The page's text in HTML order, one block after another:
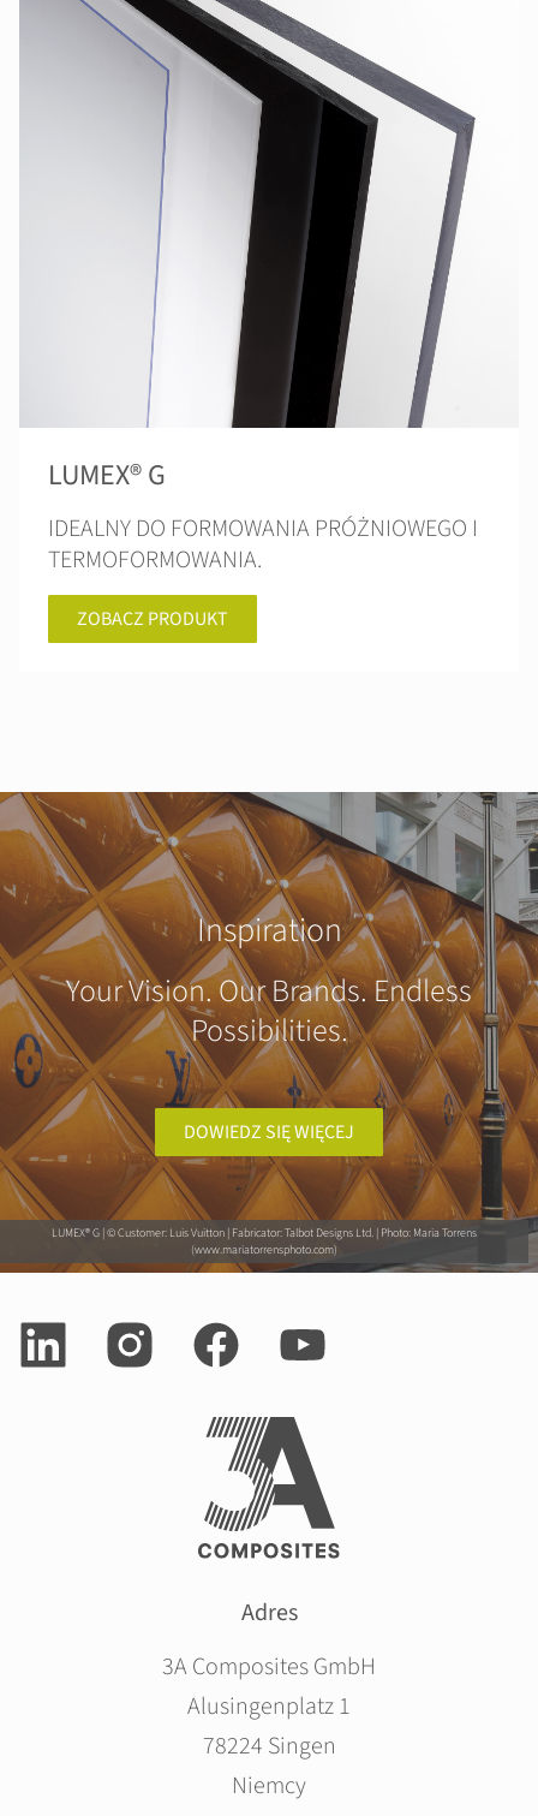
LUMEX® G
IDEALNY DO FORMOWANIA PRÓŻNIOWEGO I
TERMOFORMOWANIA.
ZOBACZ PRODUKT
LUMEX® G | © Customer: Luis Vuitton | Fabricator: Talbot Designs Ltd. | Photo: Maria Torrens
(www.mariatorrensphoto.com)
Inspiration
Your Vision. Our Brands. Endless
Possibilities.
DOWIEDZ SIĘ WIĘCEJ
Adres
3A Composites GmbH
Alusingenplatz 1
78224 Singen
Niemcy